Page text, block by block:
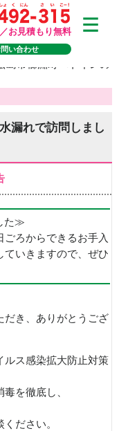
お見積もり無料
い合わせ
漏れで訪問しまし
た≫
ろからできるお手入
ていきますので、ぜひ
だき、ありがとうござ
ルス感染拡大防止対策
を徹底し、
ださい。